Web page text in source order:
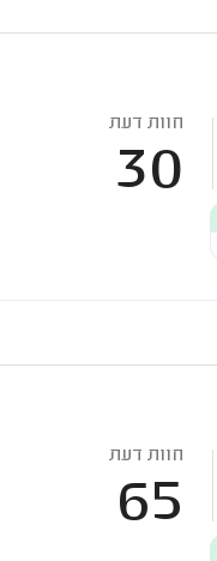
חוות דעת
30
חוות דעת
65